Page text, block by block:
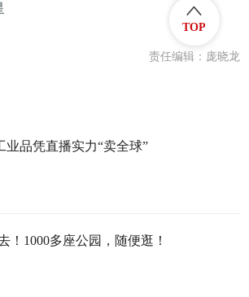
责任编辑：庞晓龙
业品凭直播实力“卖全球”
！1000多座公园，随便逛！
TOP